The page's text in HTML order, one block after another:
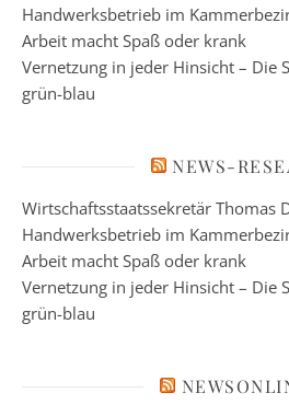
Handwerksbetrieb im
Arbeit macht Spaß oder krank
Vernetzung in jeder Hinsicht – Die
grün-blau
NEWS-
Wirtschaftsstaatssekretär Thomas
Handwerksbetrieb im
Arbeit macht Spaß oder krank
Vernetzung in jeder Hinsicht – Die
grün-blau